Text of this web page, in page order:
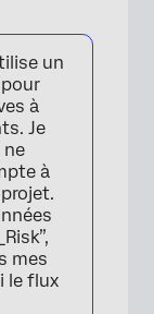
un
à
Je
ne
à
mes
le flux